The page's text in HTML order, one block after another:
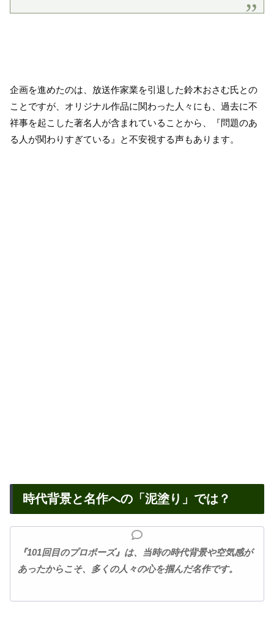
企画を進めたのは、放送作家業を引退した鈴木おさむ氏との
ことですが、オリジナル作品に関わった人々にも、過去に不
祥事を起こした著名人が含まれていることから、『問題のあ
る人が関わりすぎている』と不安視する声もあります。
時代背景と名作への「泥塗り」では？
『101回目のプロポーズ』は、当時の時代背景や空気感が
あったからこそ、多くの人々の心を掴んだ名作です。